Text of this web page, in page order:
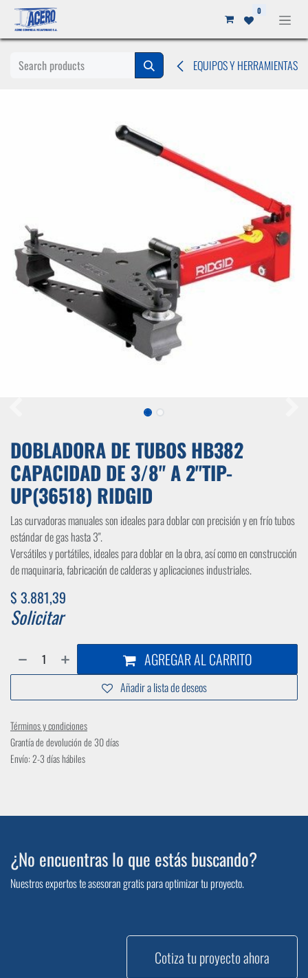
Ir al contenido 0
EQUIPOS Y HERRAMIENTAS
DOBLADORA DE TUBOS HB382
CAPACIDAD DE 3/8" A 2"TIP-
UP(36518) RIDGID
Las curvadoras manuales son ideales para doblar con precisión y en frío tubos
estándar de gas hasta 3".
Versátiles y portátiles, ideales para doblar en la obra, así como en construcción
de maquinaria, fabricación de calderas y aplicaciones industriales.
$ 3.881,39
Solicitar
AGREGAR AL CARRITO
Añadir a lista de deseos
Términos y condiciones
Grantía de devolución de 30 días
Envío: 2-3 días hábiles
¿No encuentras lo que estás buscando?
Nuestros expertos te asesoran gratis para optimizar tu proyecto.
Cotiza tu proyecto ahora